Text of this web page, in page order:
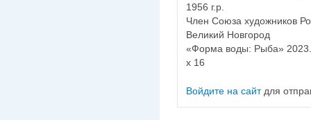
1956 г.р.
Член Союза художников
Великий Новгород
«Форма воды: Рыба» 2023.
х 16
Войдите на сайтдля